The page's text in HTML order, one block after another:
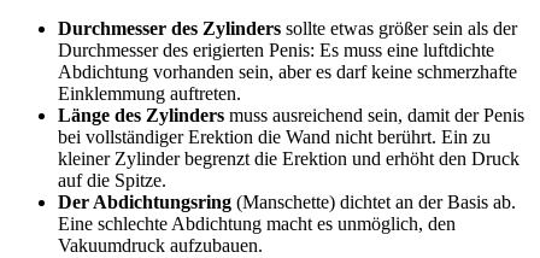
Durchmesser des Zylinders sollte etwas größer sein als der
Durchmesser des erigierten Penis: Es muss eine luftdichte
Abdichtung vorhanden sein, aber es darf keine schmerzhafte
Einklemmung auftreten.
Länge des Zylinders muss ausreichend sein, damit der Penis
bei vollständiger Erektion die Wand nicht berührt. Ein zu
kleiner Zylinder begrenzt die Erektion und erhöht den Druck
auf die Spitze.
Der Abdichtungsring (Manschette) dichtet an der Basis ab.
Eine schlechte Abdichtung macht es unmöglich, den
Vakuumdruck aufzubauen.